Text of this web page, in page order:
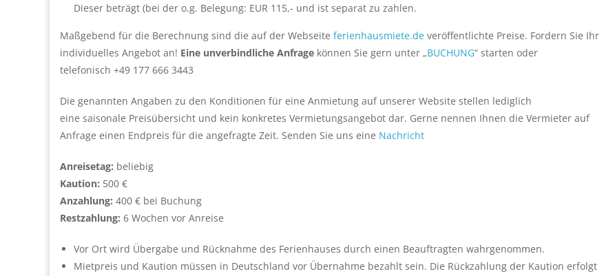
Dieser beträgt (bei der o.g. Belegung: EUR 115,- und ist separat zu zahlen.
Maßgebend für die Berechnung sind die auf der Webseite ferienhausmiete.de veröffentlichte Preise. Fordern Sie Ihr
individuelles Angebot an! Eine unverbindliche Anfrage können Sie gern unter „BUCHUNG“ starten oder
telefonisch +49 177 666 3443
Die genannten Angaben zu den Konditionen für eine Anmietung auf unserer Website stellen lediglich
eine saisonale Preisübersicht und kein konkretes Vermietungsangebot dar. Gerne nennen Ihnen die Vermieter auf
Anfrage einen Endpreis für die angefragte Zeit. Senden Sie uns eine Nachricht
Anreisetag: beliebig
Kaution: 500 €
Anzahlung: 400 € bei Buchung
Restzahlung: 6 Wochen vor Anreise
Vor Ort wird Übergabe und Rücknahme des Ferienhauses durch einen Beauftragten wahrgenommen.
Mietpreis und Kaution müssen in Deutschland vor Übernahme bezahlt sein. Die Rückzahlung der Kaution erfolgt